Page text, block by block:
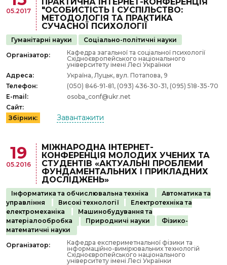
05.2017
"ОСОБИСТІСТЬ І СУСПІЛЬСТВО:
МЕТОДОЛОГІЯ ТА ПРАКТИКА
СУЧАСНОЇ ПСИХОЛОГІЇ
Гуманітарні науки
Соціально-політичні науки
Організатор:
Кафедра загальної та соціальної психології
Східноєвропейського національного
університету імені Лесі Українки
Адреса:
Україна, Луцьк, вул. Потапова, 9
Телефон:
(050) 846-91-81, (093) 436-30-31, (095) 518-35-70
E-mail:
osoba_conf@ukr.net
Сайт:
Збірник:
Завантажити
19
05.2016
МІЖНАРОДНА ІНТЕРНЕТ-
КОНФЕРЕНЦІЯ МОЛОДИХ УЧЕНИХ ТА
СТУДЕНТІВ «АКТУАЛЬНІ ПРОБЛЕМИ
ФУНДАМЕНТАЛЬНИХ І ПРИКЛАДНИХ
ДОСЛІДЖЕНЬ»
Інформатика та обчислювальна техніка
Автоматика та
управління
Високі технології
Електротехніка та
електромеханіка
Машинобудування та
матеріалообробка
Природничі науки
Фізико-
математичні науки
Організатор:
Кафедра експериметнальної фізики та
інформаційно-вимірювальних технологій
Східноєвропейського національного
університету імені Лесі Українки